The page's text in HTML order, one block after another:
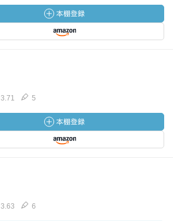
3.71 5
3.63 6